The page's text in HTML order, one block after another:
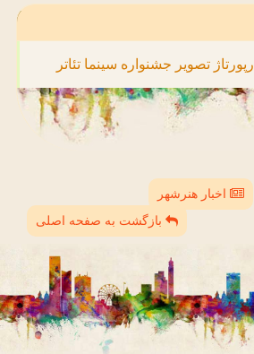
رپورتاژ تصویر جشنواره سینما تئاتر
اخبار هنرشهر
بازگشت به صفحه اصلی